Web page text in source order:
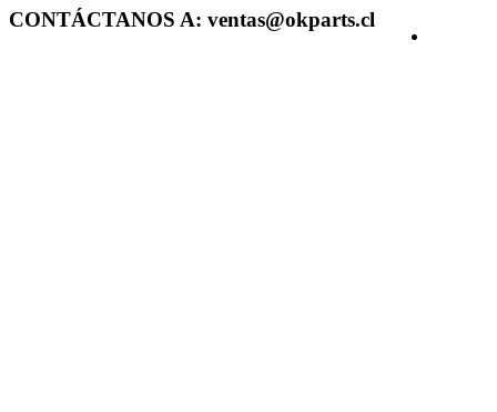
CONTÁCTANOS A: ventas@okparts.cl